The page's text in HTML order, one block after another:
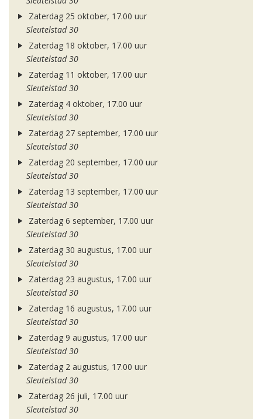
Zaterdag 25 oktober, 17.00 uur
Sleutelstad 30
Zaterdag 18 oktober, 17.00 uur
Sleutelstad 30
Zaterdag 11 oktober, 17.00 uur
Sleutelstad 30
Zaterdag 4 oktober, 17.00 uur
Sleutelstad 30
Zaterdag 27 september, 17.00 uur
Sleutelstad 30
Zaterdag 20 september, 17.00 uur
Sleutelstad 30
Zaterdag 13 september, 17.00 uur
Sleutelstad 30
Zaterdag 6 september, 17.00 uur
Sleutelstad 30
Zaterdag 30 augustus, 17.00 uur
Sleutelstad 30
Zaterdag 23 augustus, 17.00 uur
Sleutelstad 30
Zaterdag 16 augustus, 17.00 uur
Sleutelstad 30
Zaterdag 9 augustus, 17.00 uur
Sleutelstad 30
Zaterdag 2 augustus, 17.00 uur
Sleutelstad 30
Zaterdag 26 juli, 17.00 uur
Sleutelstad 30